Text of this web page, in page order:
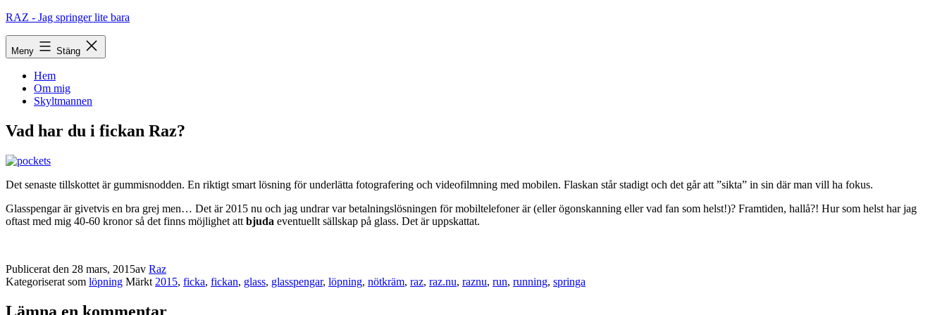
Hoppa
innehåll
RAZ - Jag springer lite bara
Meny Stäng
Hem
Om mig
Skyltmannen
Vad har du i fickan Raz?
Det senaste tillskottet är gummisnodden. En riktigt smart lösning för underlätta fotografering och videofilmning med mobilen. Flaskan står stadigt och det går att ”sikta” in sin där man vill ha fokus.
Glasspengar är givetvis en bra grej men… Det är 2015 nu och jag undrar var betalningslösningen för mobiltelefoner är (eller ögonskanning eller vad fan som helst!)? Framtiden, hallå?! Hur som helst har jag
oftast med mig 40-60 kronor så det finns möjlighet att bjuda eventuellt sällskap på glass. Det är uppskattat.
Publicerat den 28 mars, 2015av Raz
Kategoriserat som löpning Märkt 2015, ficka, fickan, glass, glasspengar, löpning, nötkräm, raz, raz.nu, raznu, run, running, springa
Lämna en kommentar